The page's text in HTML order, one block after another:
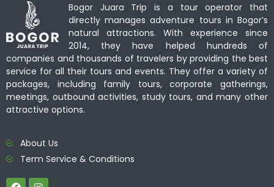
Bogor Juara Trip is a tour operator that
directly manages adventure tours in Bogor’s
natural attractions. With experience since
2014, they have helped hundreds of
companies and thousands of travelers by providing the best
service for all their tours and events. They offer a variety of
packages, including family tours, corporate gatherings,
meetings, outbound activities, study tours, and many other
attractive options.
About Us
Term Service & Conditions